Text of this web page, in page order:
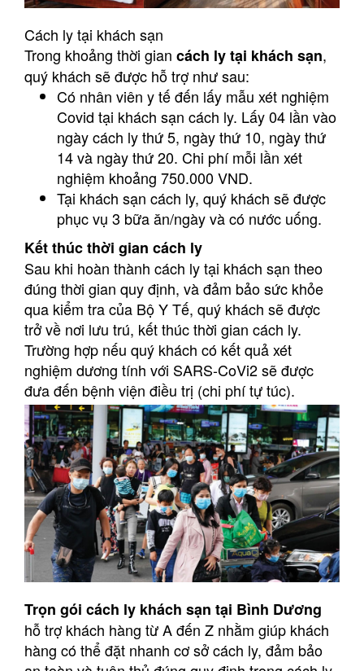
Cách ly tại khách sạn
Trong khoảng thời gian cách ly tại khách sạn,
quý khách sẽ được hỗ trợ như sau:
Có nhân viên y tế đến lấy mẫu xét nghiệm
Covid tại khách sạn cách ly. Lấy 04 lần vào
ngày cách ly thứ 5, ngày thứ 10, ngày thứ
14 và ngày thứ 20. Chi phí mỗi lần xét
nghiệm khoảng 750.000 VND.
Tại khách sạn cách ly, quý khách sẽ được
phục vụ 3 bữa ăn/ngày và có nước uống.
Kết thúc thời gian cách ly
Sau khi hoàn thành cách ly tại khách sạn theo
đúng thời gian quy định, và đảm bảo sức khỏe
qua kiểm tra của Bộ Y Tế, quý khách sẽ được
trở về nơi lưu trú, kết thúc thời gian cách ly.
Trường hợp nếu quý khách có kết quả xét
nghiệm dương tính với SARS-CoVi2 sẽ được
đưa đến bệnh viện điều trị (chi phí tự túc).
Trọn gói cách ly khách sạn tại Bình Dương
hỗ trợ khách hàng từ A đến Z nhằm giúp khách
hàng có thể đặt nhanh cơ sở cách ly, đảm bảo